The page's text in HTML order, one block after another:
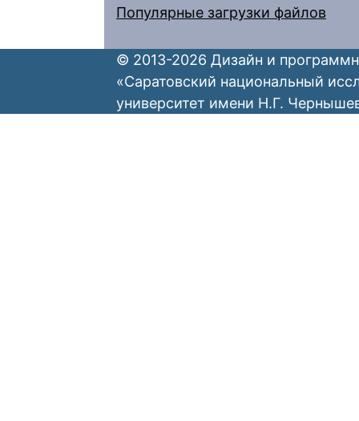
Популярные загрузки файлов
© 2013-2026 Дизайн и
«Саратовский национальный
университет имени Н.Г.